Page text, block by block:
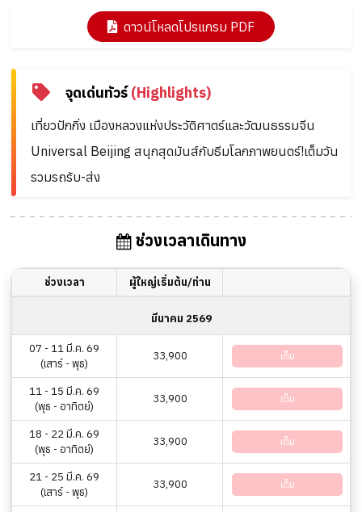
ดาวน์โหลดโปรแกรม PDF
จุดเด่นทัวร์(Highlights)
เที่ยวปักกิ่ง เมืองหลวงแห่งประวัติศาตร์และวัฒนธรรมจีน
Universal Beijing สนุกสุดมันส์กับธีมโลกภาพยนตร์!เต็มวัน
รวมรถรับ-ส่ง
ช่วงเวลาเดินทาง
ช่วงเวลา ผู้ใหญ่เริ่มต้น/ท่าน
มีนาคม 2569
07 - 11 มี.ค. 69
(เสาร์ - พุธ)
33,900 เต็ม
11 - 15 มี.ค. 69
(พุธ - อาทิตย์)
33,900 เต็ม
18 - 22 มี.ค. 69
(พุธ - อาทิตย์)
33,900 เต็ม
21 - 25 มี.ค. 69
(เสาร์ - พุธ)
33,900 เต็ม